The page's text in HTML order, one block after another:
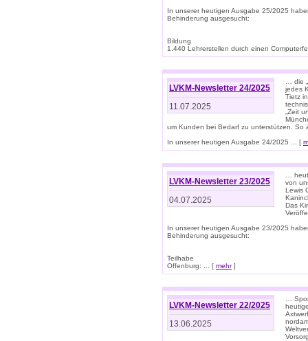
In unserer heutigen Ausgabe 25/2025
Behinderung ausgesucht:
Bildung
1.440 Lehrerstellen durch einen
LVKM-Newsletter 24/2025
11.07.2025
… die
jedes
Tietz
„Zeit
um Kunden bei Bedarf zu unterstützen.
In unserer heutigen Ausgabe 24/2025 ... [
LVKM-Newsletter 23/2025
04.07.2025
…
von
Lewis
Das
In unserer heutigen Ausgabe 23/2025
Behinderung ausgesucht:
Teilhabe
Offenburg: ... [ mehr]
LVKM-Newsletter 22/2025
13.06.2025
…